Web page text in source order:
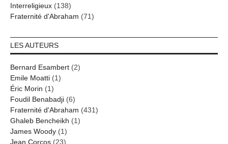
Interreligieux (138)
Fraternité d'Abraham (71)
LES AUTEURS
Bernard Esambert (2)
Emile Moatti (1)
Éric Morin (1)
Foudil Benabadji (6)
Fraternité d'Abraham (431)
Ghaleb Bencheikh (1)
James Woody (1)
Jean Corcos (23)